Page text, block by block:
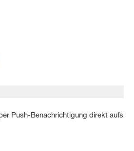
Push-Benachrichtigung direkt aufs